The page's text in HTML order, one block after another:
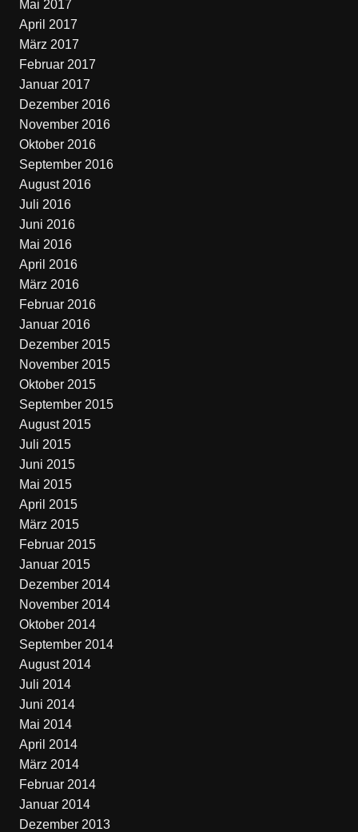
Mai 2017
April 2017
März 2017
Februar 2017
Januar 2017
Dezember 2016
November 2016
Oktober 2016
September 2016
August 2016
Juli 2016
Juni 2016
Mai 2016
April 2016
März 2016
Februar 2016
Januar 2016
Dezember 2015
November 2015
Oktober 2015
September 2015
August 2015
Juli 2015
Juni 2015
Mai 2015
April 2015
März 2015
Februar 2015
Januar 2015
Dezember 2014
November 2014
Oktober 2014
September 2014
August 2014
Juli 2014
Juni 2014
Mai 2014
April 2014
März 2014
Februar 2014
Januar 2014
Dezember 2013